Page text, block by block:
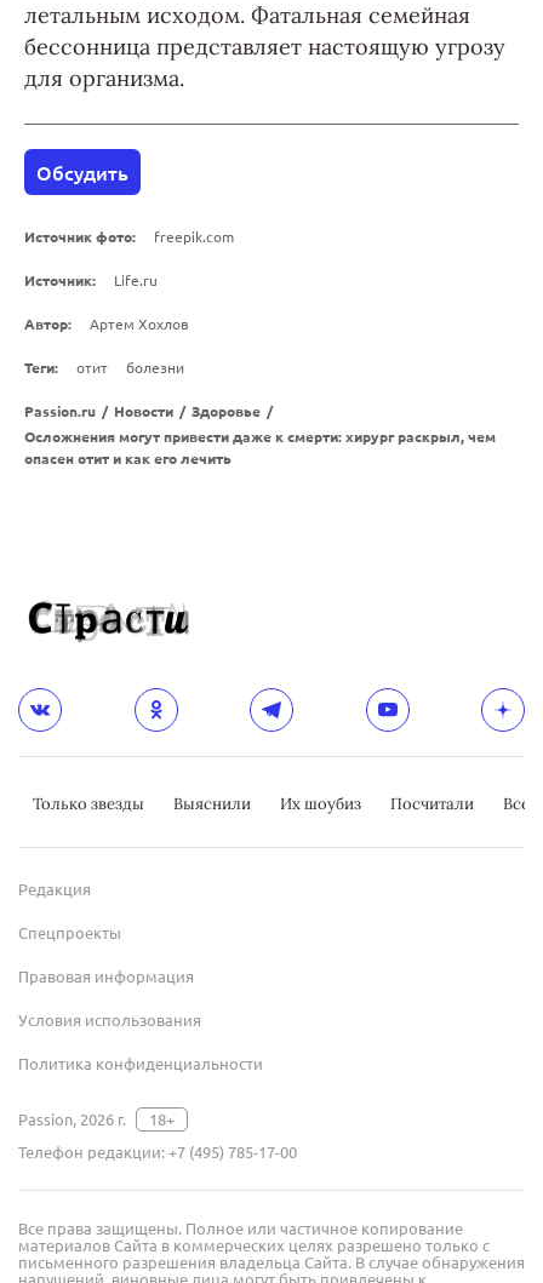
летальным исходом. Фатальная семейная
бессонница представляет настоящую угрозу
для организма.
Обсудить
Источник фото: freepik.com
Источник: Life.ru
Автор: Артем Хохлов
Теги: отит болезни
Passion.ru / Новости / Здоровье /
Осложнения могут привести даже к смерти: хирург раскрыл, чем
опасен отит и как его лечить
Только звезды Выяснили Их шоубиз Посчитали
Редакция
Спецпроекты
Правовая информация
Условия использования
Политика конфиденциальности
Passion, 2026 г.
18+
Телефон редакции:+7 (495) 785-17-00
Все права защищены. Полное или частичное копирование
материалов Сайта в коммерческих целях разрешено только с
письменного разрешения владельца Сайта. В случае обнаружения